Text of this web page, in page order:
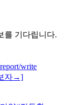
를 기다립니다.
write
자→]